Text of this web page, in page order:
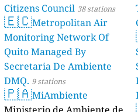
Citizens Council 38 stations
🇪🇨Metropolitan Air
Monitoring Network Of
Quito Managed By
Secretaria De Ambiente
DMQ. 9 stations
🇵🇦MiAmbiente